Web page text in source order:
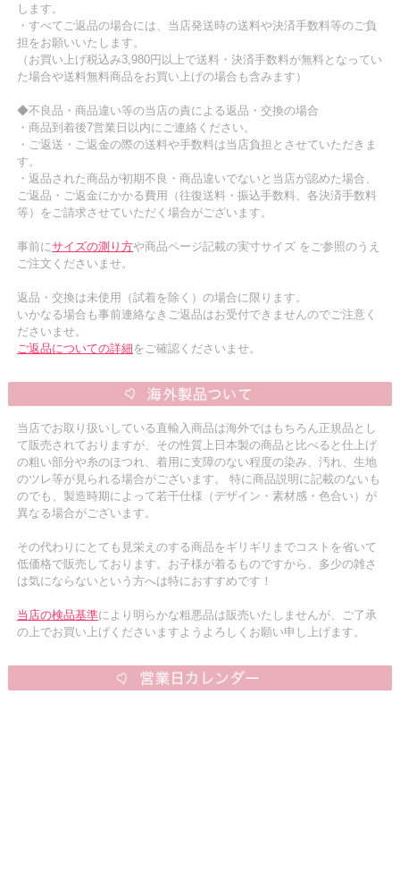
します。
・すべてご返品の場合には、当店発送時の送料や決済手数料等のご負
担をお願いいたします。
（お買い上げ税込み3,980円以上で送料・決済手数料が無料となってい
た場合や送料無料商品をお買い上げの場合も含みます）
◆不良品・商品違い等の当店の責による返品・交換の場合
・商品到着後7営業日以内にご連絡ください。
・ご返送・ご返金の際の送料や手数料は当店負担とさせていただきま
す。
・返品された商品が初期不良・商品違いでないと当店が認めた場合、
ご返品・ご返金にかかる費用（往復送料・振込手数料、各決済手数料
等）をご請求させていただく場合がございます。
事前にサイズの測り方や商品ページ記載の実寸サイズ をご参照のうえ
ご注文くださいませ。
返品・交換は未使用（試着を除く）の場合に限ります。
いかなる場合も事前連絡なきご返品はお受付できませんのでご注意く
ださいませ。
ご返品についての詳細をご確認くださいませ。
当店でお取り扱いしている直輸入商品は海外ではもちろん正規品とし
て販売されておりますが、その性質上日本製の商品と比べると仕上げ
の粗い部分や糸のほつれ、着用に支障のない程度の染み、汚れ、生地
のツレ等が見られる場合がございます。 特に商品説明に記載のないも
のでも、製造時期によって若干仕様（デザイン・素材感・色合い）が
異なる場合がございます。
その代わりにとても見栄えのする商品をギリギリまでコストを省いて
低価格で販売しております。お子様が着るものですから、多少の雑さ
は気にならないという方へは特におすすめです！
当店の検品基準により明らかな粗悪品は販売いたしませんが、ご了承
の上でお買い上げくださいますようよろしくお願い申し上げます。